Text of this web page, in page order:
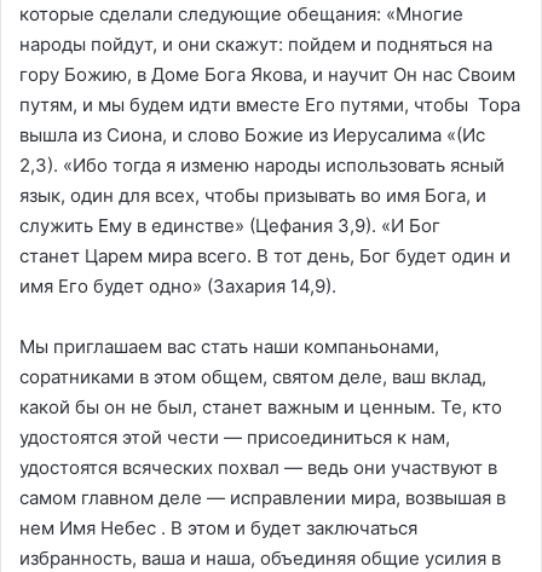
которые сделали следующие обещания: «Многие
народы пойдут, и они скажут: пойдем и подняться на
гору Божию, в Доме Бога Якова, и научит Он нас Своим
путям, и мы будем идти вместе Его путями, чтобы Тора
вышла из Сиона, и слово Божие из Иерусалима «(Ис
2,3). «Ибо тогда я изменю народы использовать ясный
язык, один для всех, чтобы призывать во имя Бога, и
служить Ему в единстве» (Цефания 3,9). «И Бог
станет Царем мира всего. В тот день, Бог будет один и
имя Его будет одно» (Захария 14,9).
Мы приглашаем вас стать наши компаньонами,
соратниками в этом общем, святом деле, ваш вклад,
какой бы он не был, станет важным и ценным. Те, кто
удостоятся этой чести — присоединиться к нам,
удостоятся всяческих похвал — ведь они участвуют в
самом главном деле — исправлении мира, возвышая в
нем Имя Небес . В этом и будет заключаться
избранность, ваша и наша, объединяя общие усилия в